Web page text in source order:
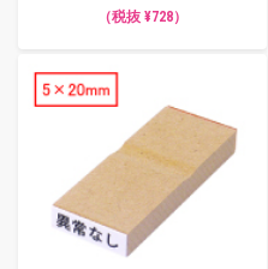
（税抜 ¥728）